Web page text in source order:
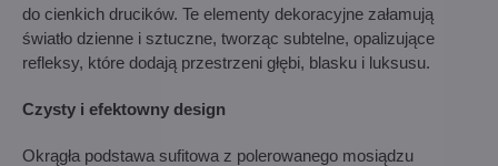
do cienkich drucików. Te elementy dekoracyjne załamują
światło dzienne i sztuczne, tworząc subtelne, opalizujące
refleksy, które dodają przestrzeni głębi, blasku i luksusu.
Czysty i efektowny design
Okrągła podstawa sufitowa z polerowanego mosiądzu